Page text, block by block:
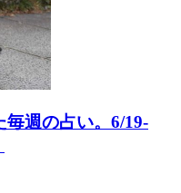
週の占い。6/19-